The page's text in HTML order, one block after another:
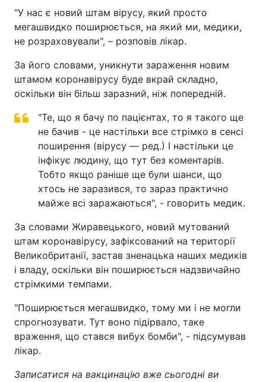
"У нас є новий штам вірусу, який просто
мегашвидко поширюється, на який ми, медики,
не розраховували", – розповів лікар.
За його словами, уникнути зараження новим
штамом коронавірусу буде вкрай складно,
оскільки він більш заразний, ніж попередній.
"Те, що я бачу по пацієнтах, то я такого ще
не бачив - це настільки все стрімко в сенсі
поширення (вірусу — ред.) І настільки це
інфікує людину, що тут без коментарів.
Тобто якщо раніше ще були шанси, що
хтось не заразився, то зараз практично
майже всі заражаються", - говорить медик.
За словами Жиравецького, новий мутований
штам коронавірусу, зафіксований на території
Великобританії, застав зненацька наших медиків
і владу, оскільки він поширюється надзвичайно
стрімкими темпами.
"Поширюється мегашвидко, тому ми і не могли
спрогнозувати. Тут воно підірвало, таке
враження, що стався вибух бомби", - підсумував
лікар.
Записатися на вакцинацію вже сьогодні ви